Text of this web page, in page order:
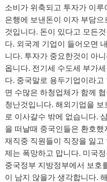
소비가 위축되고 투자가 이
은행에 보낸돈이 이자 부담
것입니다. 돈이 있다고 모든
다. 외국계 기업이 들어오면
니다. 투자가 중요한것이 아
옵니다. 전기세 수도세 부가
다. 중국말로 용두기업이라
면 수많은 하청업체가 함께
청난것입니다. 해외기업을
로 이사갈수 밖에 없습니다.
을 떠날때 중국인들은 환호
재직중 직원들이 직장을 잃
제는 폭망하고 맙니다. 미국
중국정부 지방정부에서 보호
이 남지 않을가 생각합니다.